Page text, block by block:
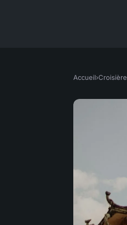
Accueil›Croisière